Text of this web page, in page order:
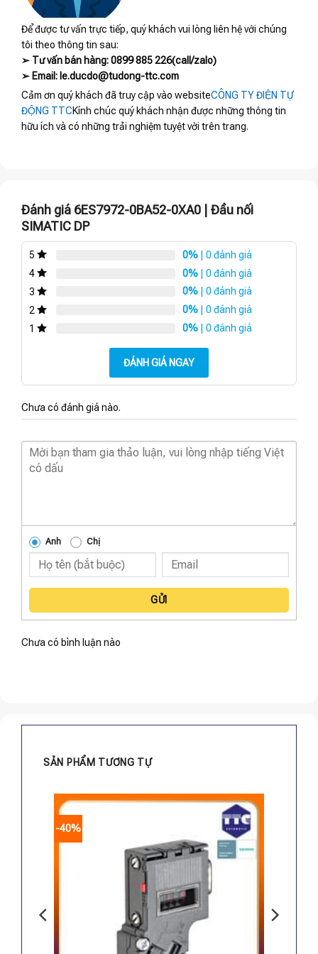
Để được tư vấn trực tiếp, quý khách vui lòng liên hệ với chúng
tôi theo thông tin sau:
➢ Tư vấn bán hàng: 0899 885 226(call/zalo)
➢ Email: le.ducdo@tudong-ttc.com
Cảm ơn quý khách đã truy cập vào websiteCÔNG TY ĐIỆN TỰ
ĐỘNG TTCKính chúc quý khách nhận được những thông tin
hữu ích và có những trải nghiệm tuyệt vời trên trang.
Đánh giá 6ES7972-0BA52-0XA0 | Đầu nối
SIMATIC DP
5 0% | 0 đánh giá
4
0% | 0 đánh giá
3
0% | 0 đánh giá
2
0% | 0 đánh giá
1
0% | 0 đánh giá
ĐÁNH GIÁ NGAY
Chưa có đánh giá nào.
Anh Chị
GỬI
Chưa có bình luận nào
SẢN PHẨM TƯƠNG TỰ
-40%